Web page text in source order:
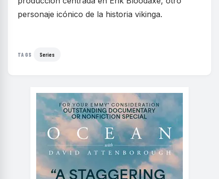
personaje icónico de la historia vikinga.
TAGS Series